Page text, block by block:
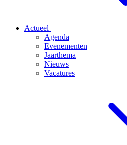
Actueel
Agenda
Evenementen
Jaarthema
Nieuws
Vacatures